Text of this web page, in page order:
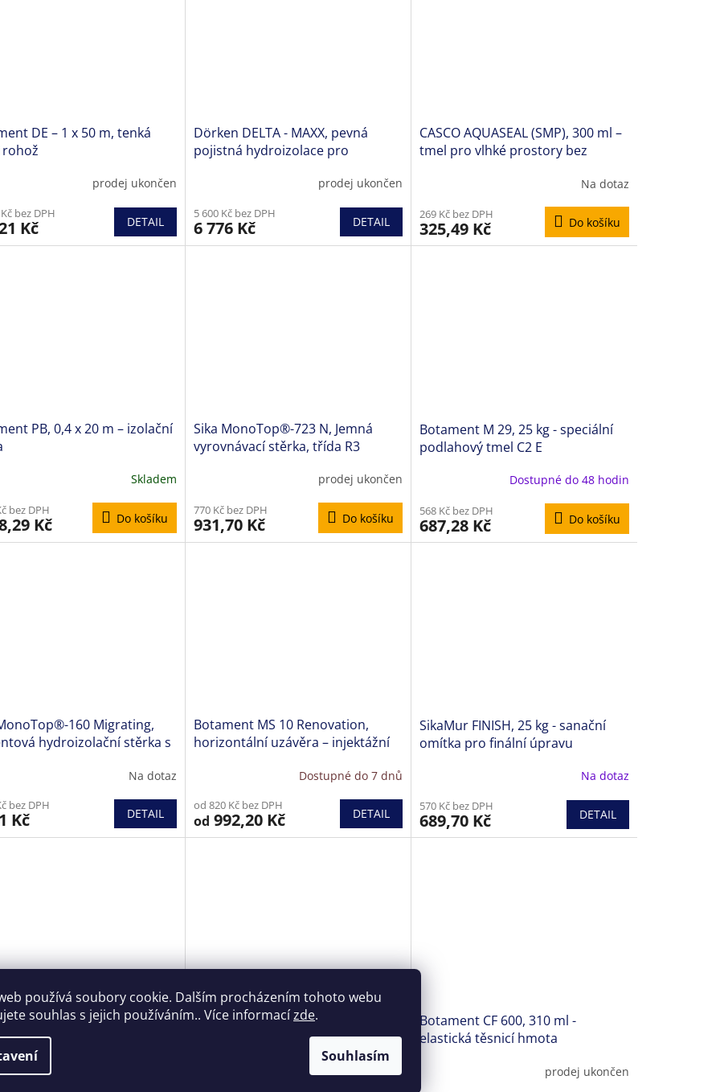
používá soubory cookie. Dalším procházením tohoto webu
souhlas s jejich používáním.. Více informacízde.
Souhlasím
DE – 1 x 50 m, tenká
rohož
prodej ukončen
bez DPH
Kč DETAIL
Dörken DELTA - MAXX, pevná
pojistná hydroizolace pro
prodej ukončen
5 600 Kč bez DPH
6 776 Kč DETAIL
CASCO AQUASEAL (SMP), 300 ml –
tmel pro vlhké prostory bez
Na dotaz
269 Kč bez DPH
325,49 Kč Do košíku
PB, 0,4 x 20 m – izolační
Skladem
bez DPH
Kč Do košíku
Sika MonoTop®-723 N, Jemná
vyrovnávací stěrka, třída R3
prodej ukončen
770 Kč bez DPH
931,70 Kč Do košíku
Botament M 29, 25 kg - speciální
podlahový tmel C2 E
Dostupné do 48 hodin
568 Kč bez DPH
687,28 Kč Do košíku
160 Migrating,
hydroizolační stěrka s
Na dotaz
bez DPH
Kč DETAIL
Botament MS 10 Renovation,
horizontální uzávěra – injektážní
Dostupné do 7 dnů
od 820 Kč bez DPH
od 992,20 Kč DETAIL
SikaMur FINISH, 25 kg - sanační
omítka pro finální úpravu
Na dotaz
570 Kč bez DPH
689,70 Kč DETAIL
HA - hydroizolace k
použití
SikaCeram 253 Flex - flexibilní
Dostupné do 48 hodin
Botament CF 600, 310 ml -
elastická těsnicí hmota
prodej ukončen